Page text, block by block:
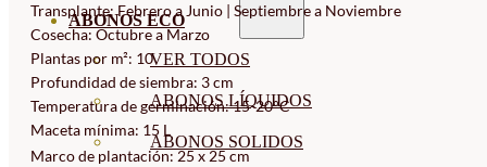
ABONOS ECO
VER TODOS
ABONOS LÍQUIDOS
ABONOS SOLIDOS
Transplante: Febrero a Junio | Septiembre a Noviembre
Cosecha: Octubre a Marzo
Plantas por m²: 10
Profundidad de siembra: 3 cm
Temperatura de germinación: 15-20°C
Maceta mínima: 15 L
Marco de plantación: 25 x 25 cm